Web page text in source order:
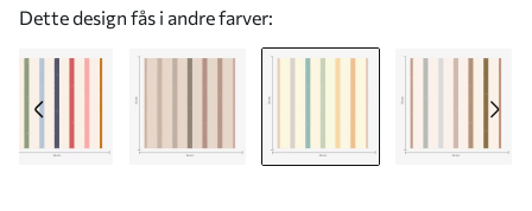
Dette design fås i andre farver: